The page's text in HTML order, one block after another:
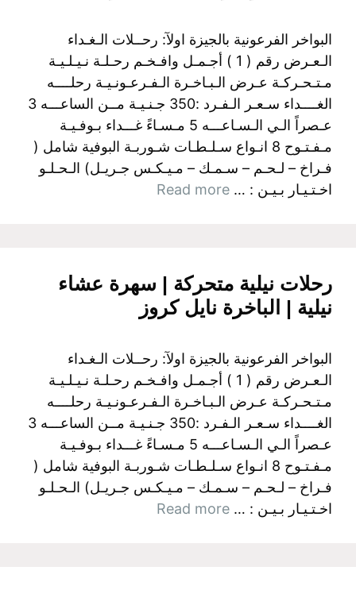
البواخر الفرعونية بالجيزة اولآ: رحــلات الـغـداء
الـعـرض رقم ( 1 ) أجـمـل وافـخـم رحـلـة نـيـلـيـة
مـتـحـركـة عـرض الـبـاخـرة الـفـرعـونـيـة رحلــــه
الغــــداء سـعـر الـفـرد :350 جـنـيـة مــن الساعـــه 3
عـصراً الـي الـسـاعـــه 5 مـسـاءً غـــداء بـوفـيـة
مـفـتـوح 8 انـواع سـلـطـات شـوربـة البوفية شامل (
فـراخ – لـحـم – سـمـك – مـيـكـس جـريـل) الـحـلـو
اخـتـيـار بـيـن : … Read more
‫رحلات نيلية متحركة | سهرة عشاء
نيلية | الباخرة نايل كروز
البواخر الفرعونية بالجيزة اولآ: رحــلات الـغـداء
الـعـرض رقم ( 1 ) أجـمـل وافـخـم رحـلـة نـيـلـيـة
مـتـحـركـة عـرض الـبـاخـرة الـفـرعـونـيـة رحلــــه
الغــــداء سـعـر الـفـرد :350 جـنـيـة مــن الساعـــه 3
عـصراً الـي الـسـاعـــه 5 مـسـاءً غـــداء بـوفـيـة
مـفـتـوح 8 انـواع سـلـطـات شـوربـة البوفية شامل (
فـراخ – لـحـم – سـمـك – مـيـكـس جـريـل) الـحـلـو
اخـتـيـار بـيـن : … Read more